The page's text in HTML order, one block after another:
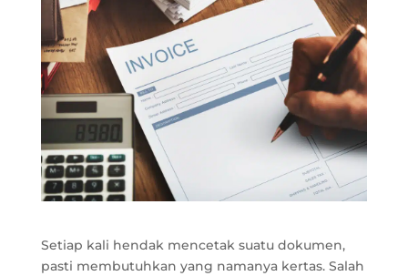
Setiap kali hendak mencetak suatu dokumen,
pasti membutuhkan yang namanya kertas. Salah